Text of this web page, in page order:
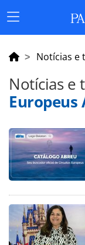
Menu
Principal
Notícias e
Notícias e
Europeus